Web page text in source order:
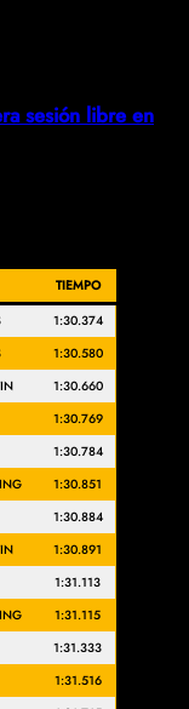
sesión libre en
TIEMPO
1:30.374
1:30.580
1:30.660
1:30.769
1:30.784
1:30.851
1:30.884
1:30.891
1:31.113
1:31.115
1:31.333
1:31.516